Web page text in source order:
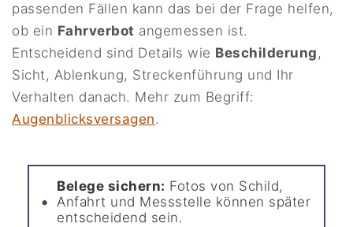
passenden Fällen kann das bei der Frage helfen,
ob ein Fahrverbot angemessen ist.
Entscheidend sind Details wie Beschilderung,
Sicht, Ablenkung, Streckenführung und Ihr
Verhalten danach. Mehr zum Begriff:
Augenblicksversagen.
Belege sichern: Fotos von Schild,
Anfahrt und Messstelle können später
entscheidend sein.